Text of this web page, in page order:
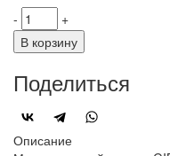
-
+
В корзину
Поделиться
Описание